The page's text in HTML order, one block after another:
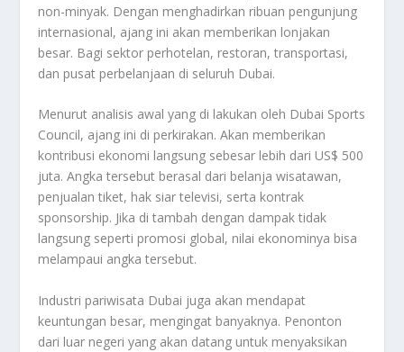
non-minyak. Dengan menghadirkan ribuan pengunjung
internasional, ajang ini akan memberikan lonjakan
besar. Bagi sektor perhotelan, restoran, transportasi,
dan pusat perbelanjaan di seluruh Dubai.
Menurut analisis awal yang di lakukan oleh Dubai Sports
Council, ajang ini di perkirakan. Akan memberikan
kontribusi ekonomi langsung sebesar lebih dari US$ 500
juta. Angka tersebut berasal dari belanja wisatawan,
penjualan tiket, hak siar televisi, serta kontrak
sponsorship. Jika di tambah dengan dampak tidak
langsung seperti promosi global, nilai ekonominya bisa
melampaui angka tersebut.
Industri pariwisata Dubai juga akan mendapat
keuntungan besar, mengingat banyaknya. Penonton
dari luar negeri yang akan datang untuk menyaksikan